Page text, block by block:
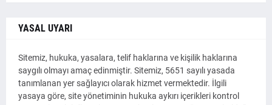
YASAL UYARI
Sitemiz, hukuka, yasalara, telif haklarına ve kişilik haklarına
saygılı olmayı amaç edinmiştir. Sitemiz, 5651 sayılı yasada
tanımlanan yer sağlayıcı olarak hizmet vermektedir. İlgili
yasaya göre, site yönetiminin hukuka aykırı içerikleri kontrol